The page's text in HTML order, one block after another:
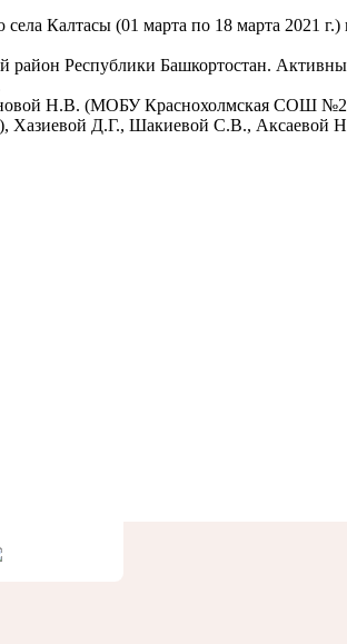
Калтасы (01 марта по 18 марта 2021
район Республики Башкортостан.
Н.В. (МОБУ Краснохолмская СОШ
Д.Г., Шакиевой С.В.,